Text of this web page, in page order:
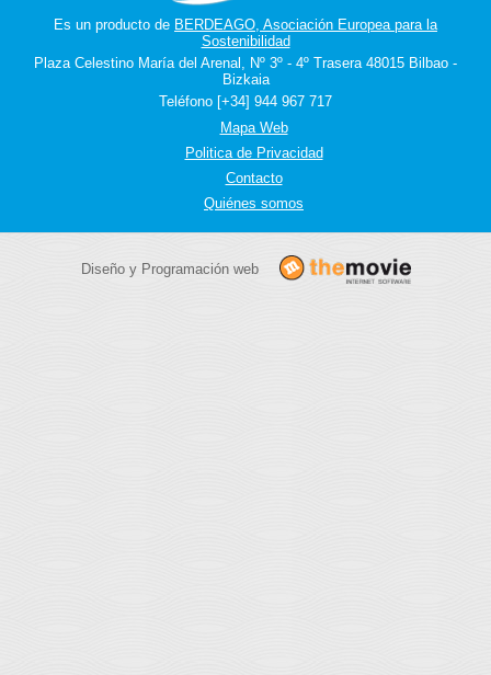
Es un producto de BERDEAGO, Asociación Europea para la
Sostenibilidad
Plaza Celestino María del Arenal, Nº 3º - 4º Trasera 48015 Bilbao -
Bizkaia
Teléfono [+34] 944 967 717
Mapa Web
Politica de Privacidad
Contacto
Quiénes somos
Diseño y Programación web